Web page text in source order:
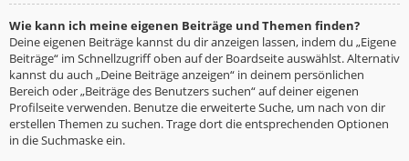
Wie kann ich meine eigenen Beiträge und Themen finden?
Deine eigenen Beiträge kannst du dir anzeigen lassen, indem du „Eigene
Beiträge“ im Schnellzugriff oben auf der Boardseite auswählst. Alternativ
kannst du auch „Deine Beiträge anzeigen“ in deinem persönlichen
Bereich oder „Beiträge des Benutzers suchen“ auf deiner eigenen
Profilseite verwenden. Benutze die erweiterte Suche, um nach von dir
erstellen Themen zu suchen. Trage dort die entsprechenden Optionen
in die Suchmaske ein.